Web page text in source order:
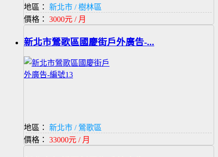
地區：
新北市 / 樹林區
價格： 3000元 / 月
新北市鶯歌區國慶街戶外廣告-...
地區：
新北市 / 鶯歌區
價格： 33000元 / 月